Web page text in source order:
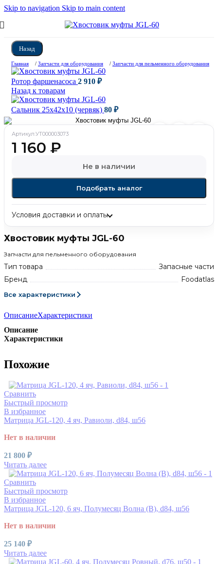
Skip to navigation Skip to main content
Назад
Главная / Запчасти для оборудования / Запчасти для пельменного оборудования
Ротор фаршенасоса 2 910 ₽
Назад к товарам
Сальник 25х42х10 (червяк) 80 ₽
Хвостовик муфты JGL-60
Запчасти для пельменного оборудования
Тип товара
Запасные части
Бренд
Foodatlas
Все характеристики
Артикул:УТ000003073
1 160 ₽
Не в наличии
Подобрать аналог
Условия доставки и оплаты
ОписаниеХарактеристики
Описание
Характеристики
Похожие
Сравнить
Быстрый просмотр
В избранное
Матрица JGL-120, 4 яч, Равиоли, d84, ш56
Нет в наличии
21 800 ₽
Читать далее
Сравнить
Быстрый просмотр
В избранное
Матрица JGL-120, 6 яч, Полумесяц Волна (В), d84, ш56
Нет в наличии
25 140 ₽
Читать далее